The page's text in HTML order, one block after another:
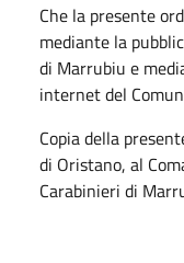
Che la presente
mediante la
di Marrubiu e
internet del
Copia della
di Oristano, al
Carabinieri di